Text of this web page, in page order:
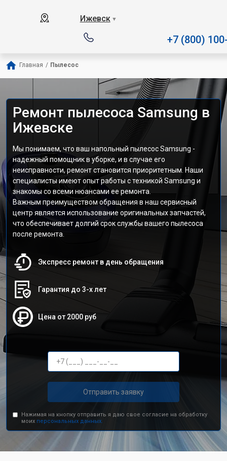
Ижевск ▼
+7 (800)
Главная / Пылесос
Ремонт пылесоса Samsung в
Ижевске
Мы понимаем, что ваш напольный пылесос Samsung -
надежный помощник в уборке, и в случае его
неисправности, ремонт становится приоритетным. Наши
специалисты имеют опыт работы с техникой Samsung и
знакомы со всеми нюансами ее ремонта.
Важным преимуществом обращения в наш сервисный
центр является использование оригинальных запчастей,
что обеспечивает долгий срок службы вашего пылесоса
после ремонта.
Экспресс ремонт в день обращения
Гарантия до 3-х лет
Цена от 2000 руб
Отправить заявку
Нажимая на кнопку отправить я даю свое согласие на обработку
моих персональных данных.